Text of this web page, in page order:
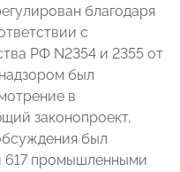
благодаря
с
РФ N2354 и 2355 от
был
в
законопроект,
был
617 промышленными